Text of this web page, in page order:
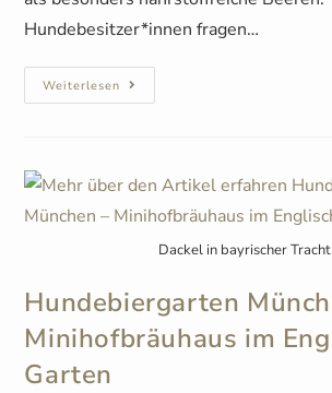
Hundebesitzer*innen fragen…
Weiterlesen
Dackel in bayrischer Tracht
Hundebiergarten
Minihofbräuhaus im
Garten